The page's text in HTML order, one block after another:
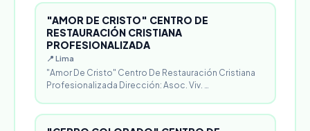
"AMOR DE CRISTO" CENTRO DE
RESTAURACIÓN CRISTIANA
PROFESIONALIZADA
📍 Lima
"Amor De Cristo" Centro De Restauración Cristiana
Profesionalizada Dirección: Asoc. Viv. …